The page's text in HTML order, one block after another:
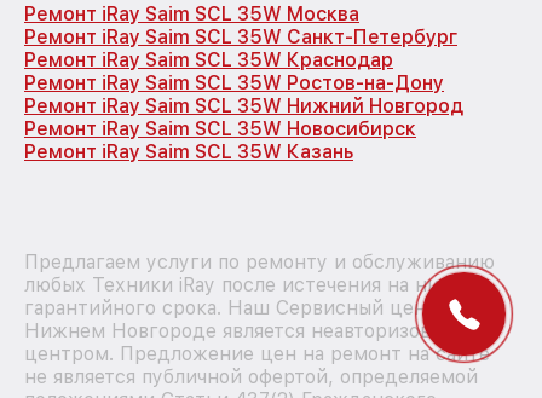
Ремонт iRay Saim SCL 35W Москва
Ремонт iRay Saim SCL 35W Санкт-Петербург
Ремонт iRay Saim SCL 35W Краснодар
Ремонт iRay Saim SCL 35W Ростов-на-Дону
Ремонт iRay Saim SCL 35W Нижний Новгород
Ремонт iRay Saim SCL 35W Новосибирск
Ремонт iRay Saim SCL 35W Казань
Предлагаем услуги по ремонту и обслуживанию
любых Техники iRay после истечения на них
гарантийного срока. Наш Сервисный центр в
Нижнем Новгороде является неавторизованным
центром. Предложение цен на ремонт на сайте
не является публичной офертой, определяемой